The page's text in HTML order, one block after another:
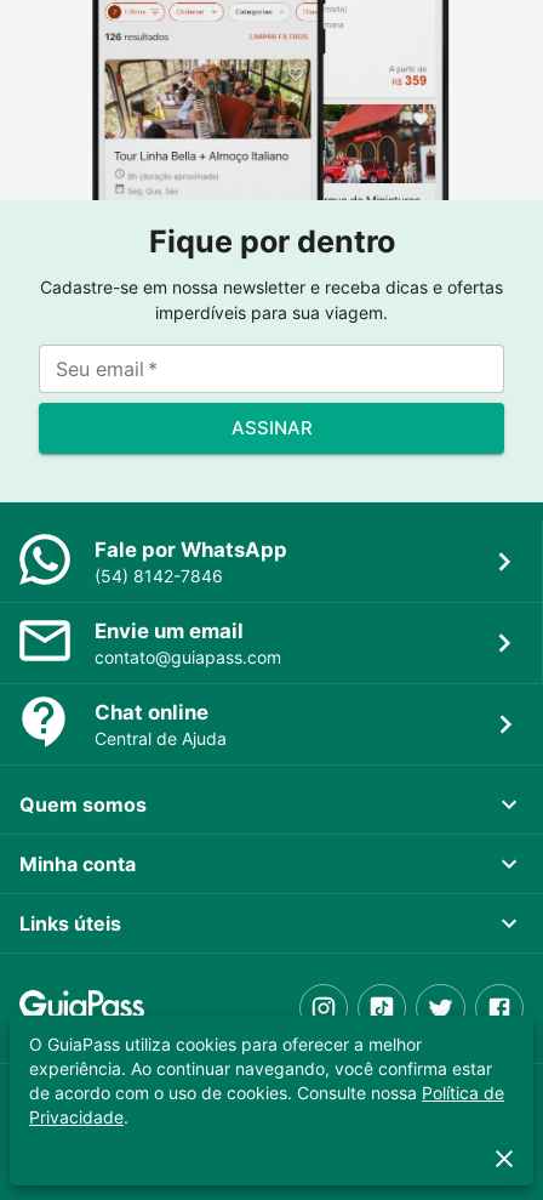
Fique por dentro
Cadastre-se em nossa newsletter e receba dicas e ofertas
imperdíveis para sua viagem.
Seu email *
ASSINAR
Fale por WhatsApp
(54) 8142-7846
Envie um email
contato@guiapass.com
Chat online
Central de Ajuda
Quem somos
Minha conta
Links úteis
GUIAPASS TECNOLOGIA LTDA. CNPJ 37.989.806/0001-64
Copyright © 2025 - Todos os direitos reservados
O GuiaPass utiliza cookies para oferecer a melhor
experiência. Ao continuar navegando, você confirma estar
de acordo com o uso de cookies. Consulte nossa Política de
Privacidade.